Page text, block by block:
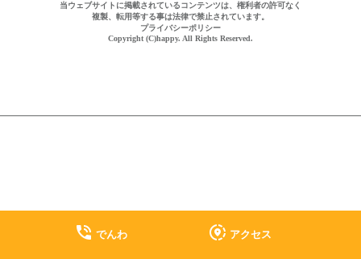
当ウェブサイトに掲載されているコンテンツは、権利者の許可なく
複製、転用等する事は法律で禁止されています。
プライバシーポリシー
Copyright (C)happy. All Rights Reserved.
phone_in_talk でんわ share_location アクセス